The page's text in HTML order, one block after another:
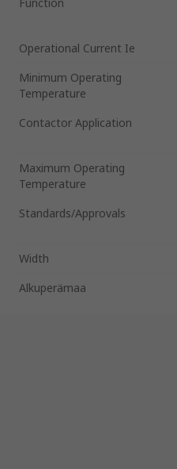
Operational Current Ie
Minimum Operating
Temperature
Contactor Application
Maximum Operating
Temperature
Standards/Approvals
Width
Alkuperämaa